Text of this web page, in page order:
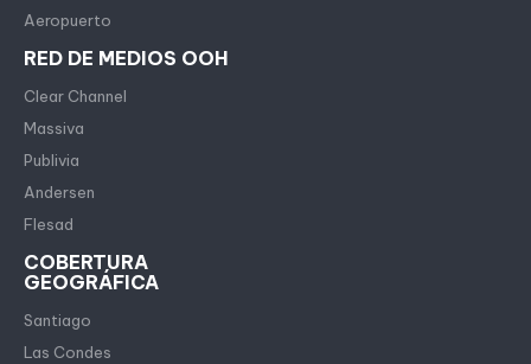
Aeropuerto
RED DE MEDIOS OOH
Clear Channel
Massiva
Publivia
Andersen
Flesad
COBERTURA
GEOGRÁFICA
Santiago
Las Condes